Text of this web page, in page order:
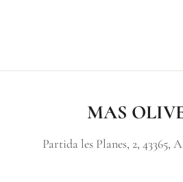
MAS
Partida les Planes, 2, 43365,